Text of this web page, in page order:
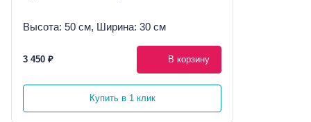
Высота: 50 см, Ширина: 30 см
3 450 ₽ В корзину
Купить в 1 клик